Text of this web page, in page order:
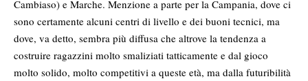
Cambiaso) e Marche. Menzione a parte per la Campania, dove ci
sono certamente alcuni centri di livello e dei buoni tecnici, ma
dove, va detto, sembra più diffusa che altrove la tendenza a
costruire ragazzini molto smaliziati tatticamente e dal gioco
molto solido, molto competitivi a queste età, ma dalla futuribilità